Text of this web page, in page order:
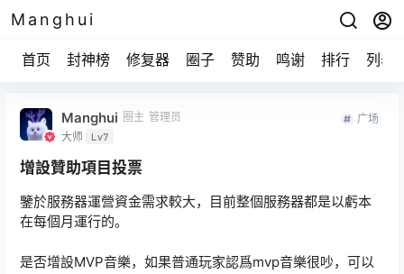
Manghui
首页 封神榜 修复器 圈子 赞助 鸣谢 排行 列表
Manghui 圈主 管理员
大师 Lv7
广场
增設贊助項目投票
鑒於服務器運營資金需求較大，目前整個服務器都是以虧本
在每個月運行的。
是否增設MVP音樂，如果普通玩家認爲mvp音樂很吵，可以